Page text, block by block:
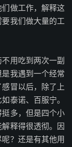
做工作，解释这
我们做大量的工
用吃到两次一副
我遇到一个经常
冒以后，除了上
泰诺、百服宁。
多，但是四个小
释得很透彻。因
？还是有其他用